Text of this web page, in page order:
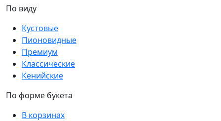
По виду
Кустовые
Пионовидные
Премиум
Классические
Кенийские
По форме букета
В корзинах